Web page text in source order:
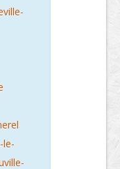
le-